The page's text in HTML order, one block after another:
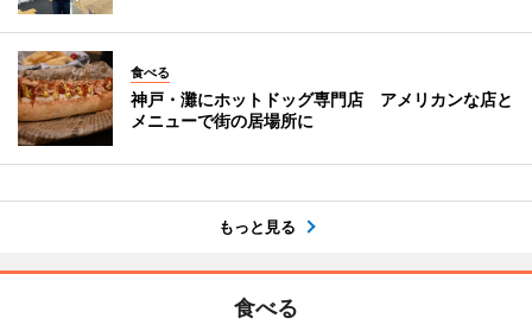
食べる
神戸・灘にホットドッグ専門店 アメリカンな店と
メニューで街の居場所に
もっと見る
食べる